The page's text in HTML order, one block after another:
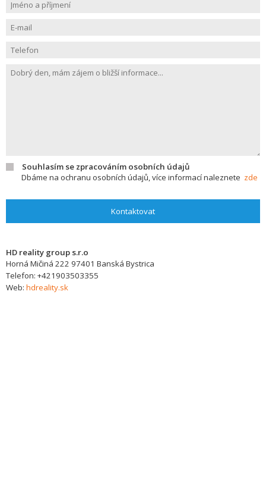
Souhlasím se zpracováním osobních údajů
Dbáme na ochranu osobních údajů, více informací naleznete zde
Kontaktovat
HD reality group s.r.o
Horná Mičiná 222 97401 Banská Bystrica
Telefon: +421903503355
Web: hdreality.sk